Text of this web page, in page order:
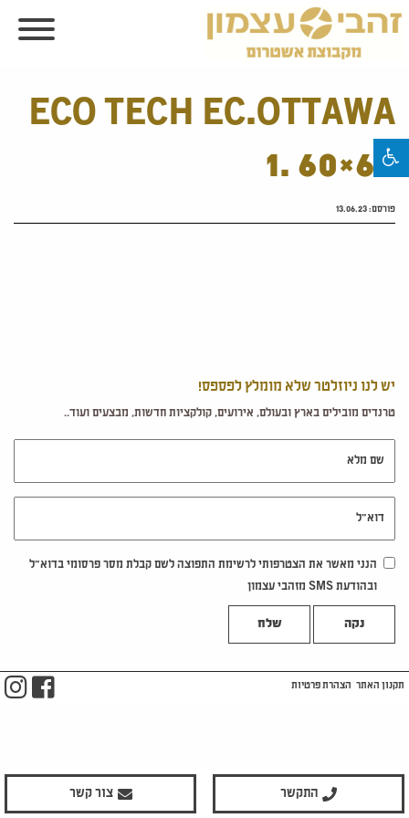
ECO TECH EC.OTTAWA
1. 60×60
פורסם:13.06.23
יש לנו ניוזלטר שלא מומלץ לפספס!
טרנדים מובילים בארץ ובעולם, אירועים, קולקציות חדשות, מבצעים ועוד..
הנני מאשר את הצטרפותי לרשימת התפוצה לשם קבלת מסר פרסומי בדוא"ל
ובהודעת SMS מזהבי עצמון
נקה
התקשר צור קשר
תקנון האתר הצהרת פרטיות